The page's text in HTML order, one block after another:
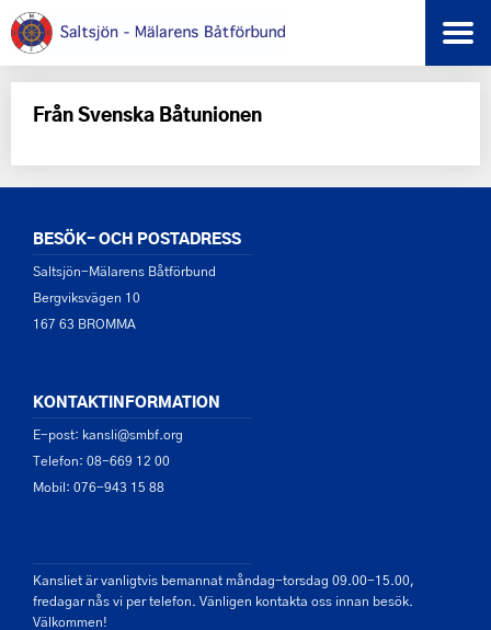
Från Svenska Båtunionen
BESÖK- OCH POSTADRESS
Saltsjön-Mälarens Båtförbund
Bergviksvägen 10
167 63 BROMMA
KONTAKTINFORMATION
E-post: kansli@smbf.org
Telefon: 08-669 12 00
Mobil: 076-943 15 88
Kansliet är vanligtvis bemannat måndag-torsdag 09.00-15.00,
fredagar nås vi per telefon. Vänligen kontakta oss innan besök.
Välkommen!